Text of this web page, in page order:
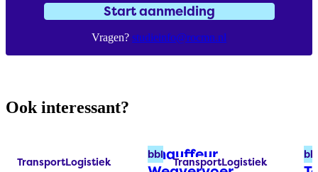
Start aanmelding
Vragen? studieinfo@rocmn.nl
Ook interessant?
Chauffeur
bbl
Labels:
TransportLogistiek Labels:
TransportLogistiek